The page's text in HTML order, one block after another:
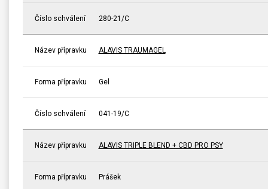
Číslo schválení 280-21/C
Název přípravku ALAVIS TRAUMAGEL
Forma přípravku Gel
Číslo schválení 041-19/C
Název přípravku ALAVIS TRIPLE BLEND + CBD PRO PSY
Forma přípravku Prášek